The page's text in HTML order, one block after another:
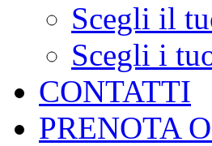
Scegli il
Scegli i
CONTATTI
PRENOTA